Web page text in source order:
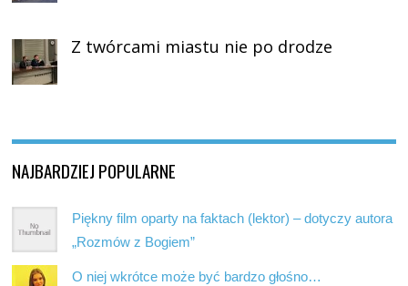
Z twórcami miastu nie po drodze
NAJBARDZIEJ POPULARNE
Piękny film oparty na faktach (lektor) – dotyczy autora
„Rozmów z Bogiem”
O niej wkrótce może być bardzo głośno…